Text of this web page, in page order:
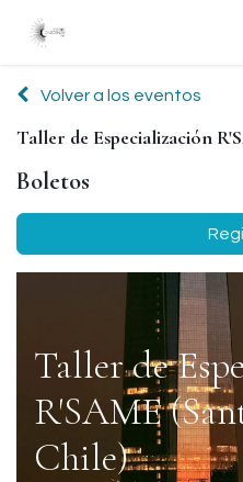
Volver a los eventos
Taller de Especialización
Boletos
Taller de
R'SAME
Chile)